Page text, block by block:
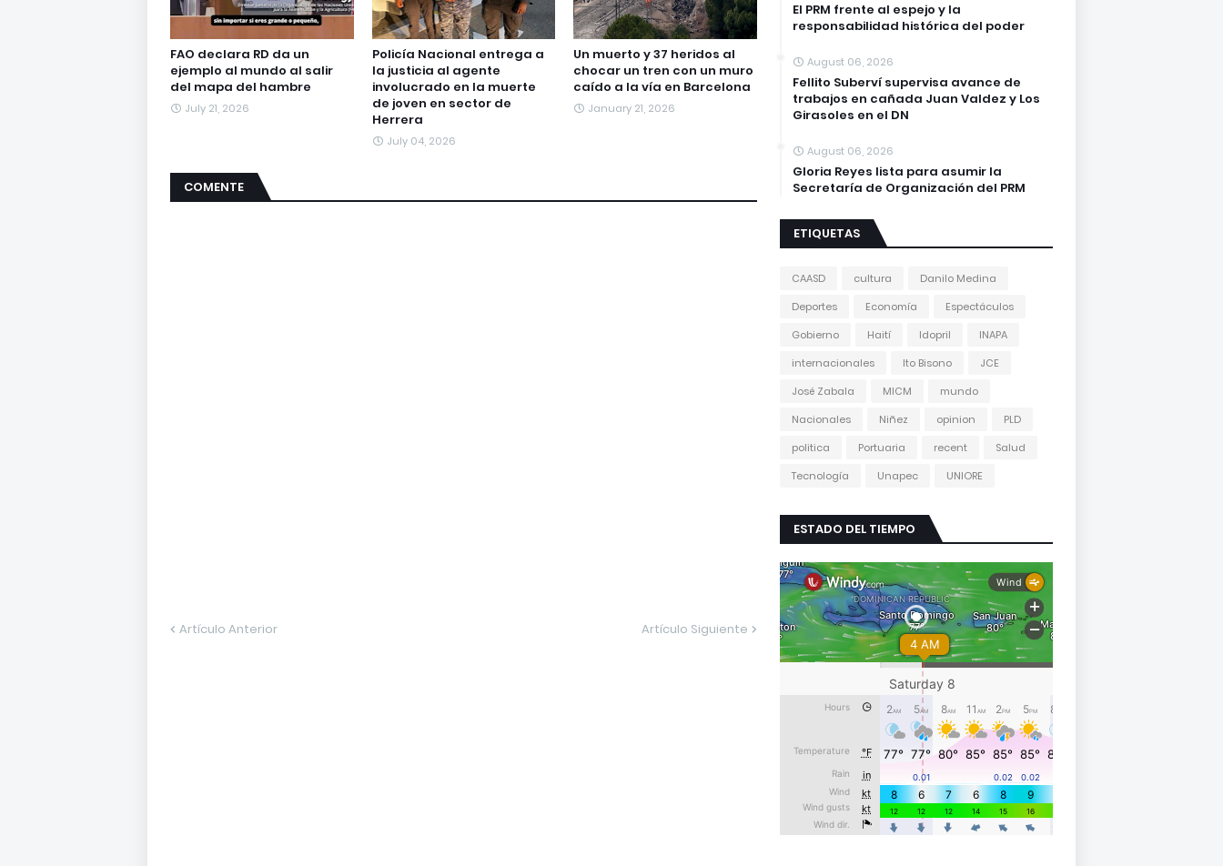
FAO declara RD da un
ejemplo al mundo al salir
del mapa del hambre
July 21, 2026
Policía Nacional entrega a
la justicia al agente
involucrado en la muerte
de joven en sector de
Herrera
July 04, 2026
Un muerto y 37 heridos al
chocar un tren con un muro
caído a la vía en Barcelona
January 21, 2026
COMENTE
Artículo Anterior Artículo Siguiente
El PRM frente al espejo y la
responsabilidad histórica del poder
August 06, 2026
Fellito Suberví supervisa avance de
trabajos en cañada Juan Valdez y Los
Girasoles en el DN
August 06, 2026
Gloria Reyes lista para asumir la
Secretaría de Organización del PRM
ETIQUETAS
CAASD cultura
Danilo Medina
Deportes
Economía
Espectáculos
Gobierno
Haití Idopril
INAPA
internacionales
Ito Bisono
JCE
José Zabala
MICM
mundo
Nacionales
Niñez opinion
PLD
politica
Portuaria recent
Salud
Tecnología
Unapec UNIORE
ESTADO DEL TIEMPO